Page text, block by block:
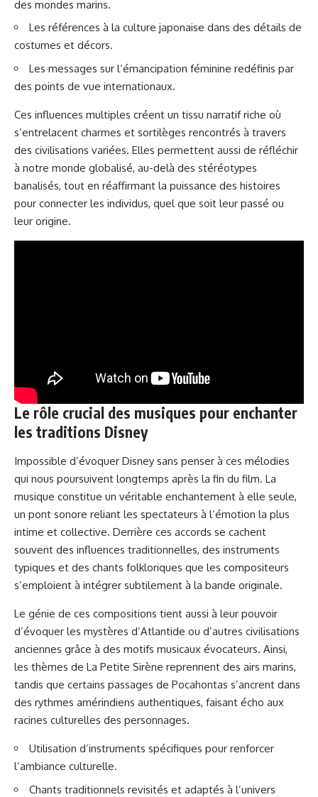
des mondes marins.
Les références à la culture japonaise dans des détails de
costumes et décors.
Les messages sur l’émancipation féminine redéfinis par
des points de vue internationaux.
Ces influences multiples créent un tissu narratif riche où
s’entrelacent charmes et sortilèges rencontrés à travers
des civilisations variées. Elles permettent aussi de réfléchir
à notre monde globalisé, au-delà des stéréotypes
banalisés, tout en réaffirmant la puissance des histoires
pour connecter les individus, quel que soit leur passé ou
leur origine.
Le rôle crucial des musiques pour enchanter
les traditions Disney
Impossible d’évoquer Disney sans penser à ces mélodies
qui nous poursuivent longtemps après la fin du film. La
musique constitue un véritable enchantement à elle seule,
un pont sonore reliant les spectateurs à l’émotion la plus
intime et collective. Derrière ces accords se cachent
souvent des influences traditionnelles, des instruments
typiques et des chants folkloriques que les compositeurs
s’emploient à intégrer subtilement à la bande originale.
Le génie de ces compositions tient aussi à leur pouvoir
d’évoquer les mystères d’Atlantide ou d’autres civilisations
anciennes grâce à des motifs musicaux évocateurs. Ainsi,
les thèmes de La Petite Sirène reprennent des airs marins,
tandis que certains passages de Pocahontas s’ancrent dans
des rythmes amérindiens authentiques, faisant écho aux
racines culturelles des personnages.
Utilisation d’instruments spécifiques pour renforcer
l’ambiance culturelle.
Chants traditionnels revisités et adaptés à l’univers